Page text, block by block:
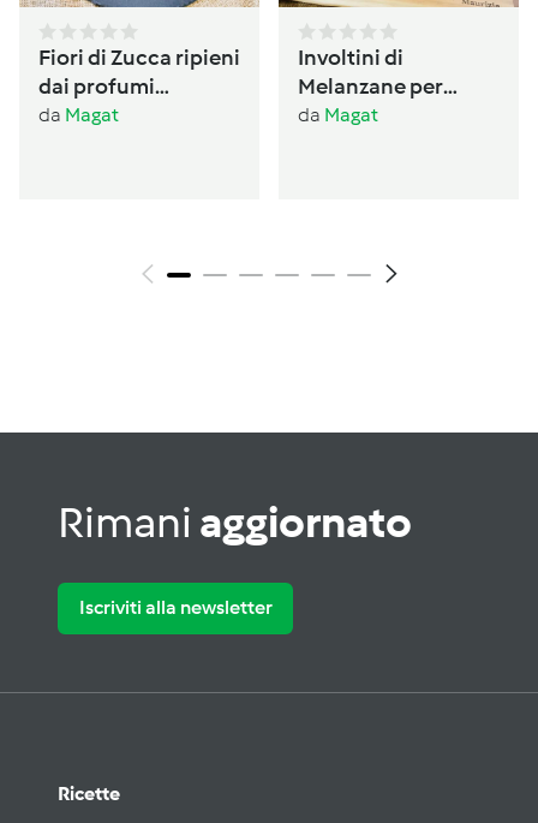
Fiori di Zucca ripieni
dai profumi
Ogliastrini
da Magat
Involtini di
Melanzane per
antipasto /conserva
da Magat
Rimani aggiornato
Iscriviti alla newsletter
Ricette